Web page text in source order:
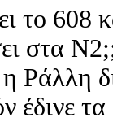
το 608
στα
Ράλλη
έδινε